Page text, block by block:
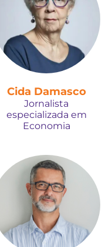
Cida Damasco
Jornalista
especializada em
Economia